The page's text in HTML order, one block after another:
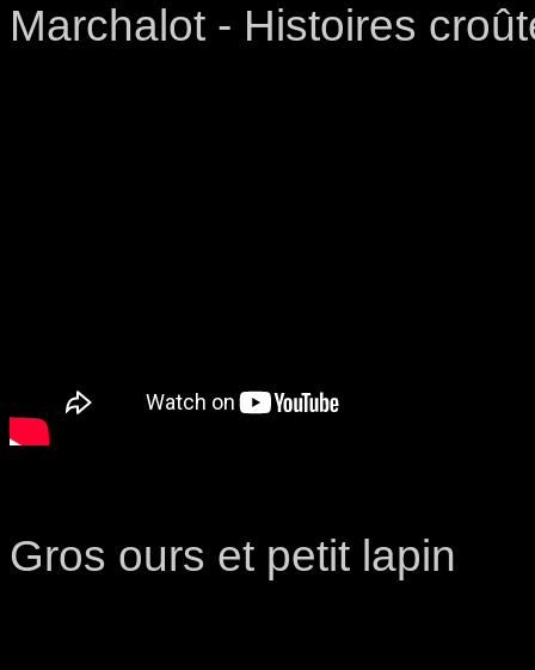
Marchalot - Histoires
Gros ours et petit lapin